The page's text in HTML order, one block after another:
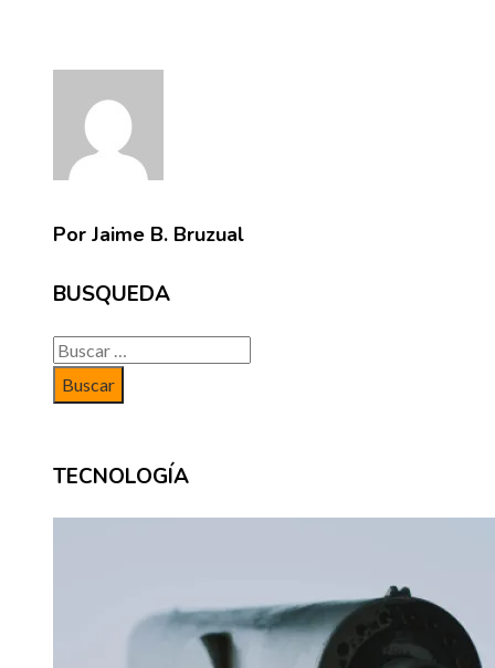
Por Jaime B. Bruzual
BUSQUEDA
Buscar:
TECNOLOGÍA